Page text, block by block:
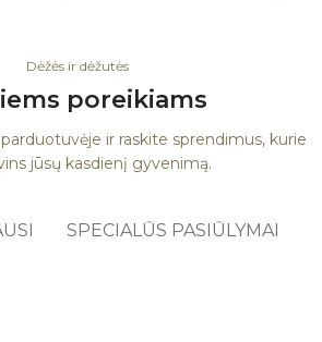
Dėžės ir dėžutės
poreikiams
ir raskite sprendimus, kurie
jūsų kasdienį gyvenimą.
SPECIALŪS PASIŪLYMAI